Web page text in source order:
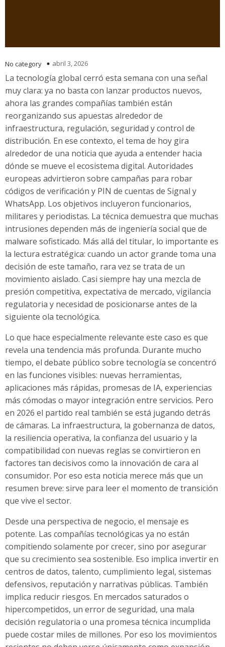
No category abril 3, 2026
La tecnología global cerró esta semana con una señal
muy clara: ya no basta con lanzar productos nuevos,
ahora las grandes compañías también están
reorganizando sus apuestas alrededor de
infraestructura, regulación, seguridad y control de
distribución. En ese contexto, el tema de hoy gira
alrededor de una noticia que ayuda a entender hacia
dónde se mueve el ecosistema digital. Autoridades
europeas advirtieron sobre campañas para robar
códigos de verificación y PIN de cuentas de Signal y
WhatsApp. Los objetivos incluyeron funcionarios,
militares y periodistas. La técnica demuestra que muchas
intrusiones dependen más de ingeniería social que de
malware sofisticado. Más allá del titular, lo importante es
la lectura estratégica: cuando un actor grande toma una
decisión de este tamaño, rara vez se trata de un
movimiento aislado. Casi siempre hay una mezcla de
presión competitiva, expectativa de mercado, vigilancia
regulatoria y necesidad de posicionarse antes de la
siguiente ola tecnológica.
Lo que hace especialmente relevante este caso es que
revela una tendencia más profunda. Durante mucho
tiempo, el debate público sobre tecnología se concentró
en las funciones visibles: nuevas herramientas,
aplicaciones más rápidas, promesas de IA, experiencias
más cómodas o mayor integración entre servicios. Pero
en 2026 el partido real también se está jugando detrás
de cámaras. La infraestructura, la gobernanza de datos,
la resiliencia operativa, la confianza del usuario y la
compatibilidad con nuevas reglas se convirtieron en
factores tan decisivos como la innovación de cara al
consumidor. Por eso esta noticia merece más que un
resumen breve: sirve para leer el momento de transición
que vive el sector.
Desde una perspectiva de negocio, el mensaje es
potente. Las compañías tecnológicas ya no están
compitiendo solamente por crecer, sino por asegurar
que su crecimiento sea sostenible. Eso implica invertir en
centros de datos, talento, cumplimiento legal, sistemas
defensivos, reputación y narrativas públicas. También
implica reducir riesgos. En mercados saturados o
hipercompetidos, un error de seguridad, una mala
decisión regulatoria o una promesa técnica incumplida
puede costar miles de millones. Por eso los movimientos